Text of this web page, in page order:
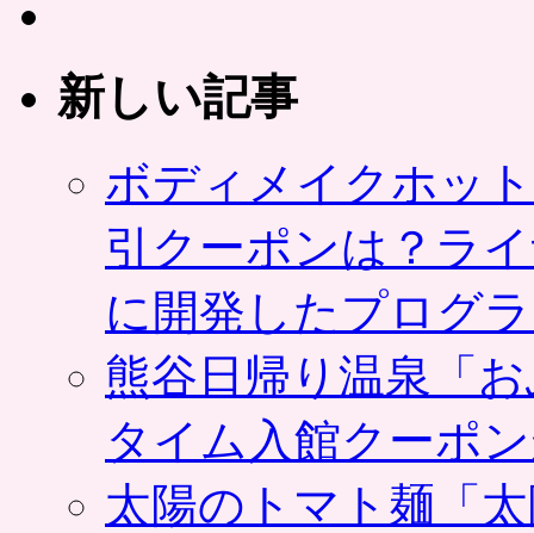
新しい記事
ボディメイクホッ
引クーポンは？ラ
に開発したプログ
熊谷日帰り温泉「
タイム入館クーポ
太陽のトマト麺「